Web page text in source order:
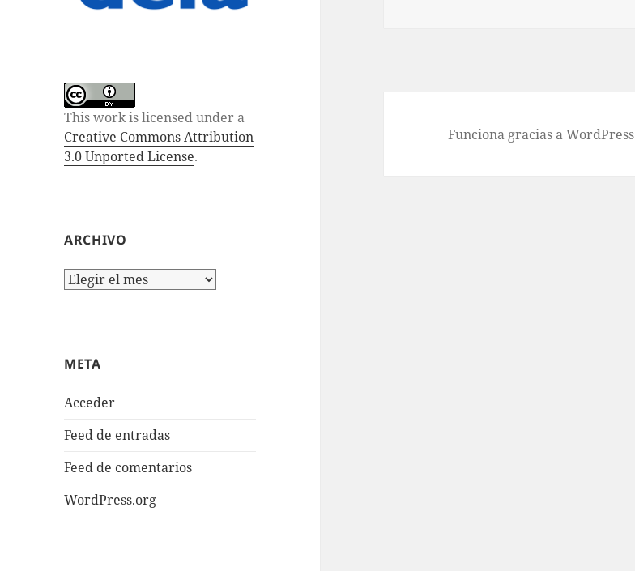
This work is licensed under a
Creative Commons Attribution
3.0 Unported License.
ARCHIVO
Archivo
META
Acceder
Feed de entradas
Feed de comentarios
WordPress.org
Funciona gracias a WordPress